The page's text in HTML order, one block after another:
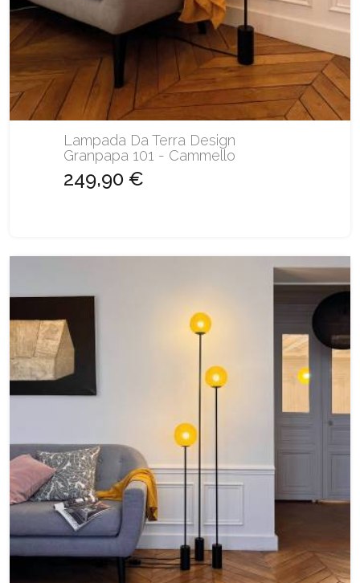
Lampada Da Terra Design
Granpapa 101 - Cammello
249,90 €